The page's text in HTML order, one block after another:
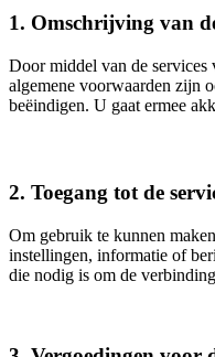
1. Omschrijving van
Door middel van de services
algemene voorwaarden zijn
beëindigen. U gaat ermee
2. Toegang tot de
Om gebruik te kunnen
instellingen, informatie of
die nodig is om de